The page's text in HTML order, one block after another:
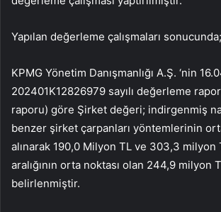
Yapılan değerleme çalışmaları sonucunda;
KPMG Yönetim Danışmanlığı A.Ş. ‘nin
202401K12826979 sayılı değerleme
raporu) göre Şirket değeri; indirgenmiş
benzer şirket çarpanları yöntemlerinin
alınarak 190,0 Milyon TL ve 303,3 milyon
aralığının orta noktası olan 244,9 milyon
belirlenmiştir.